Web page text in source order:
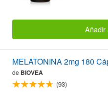
Añadir
MELATONINA 2mg 180
de BIOVEA
(93)